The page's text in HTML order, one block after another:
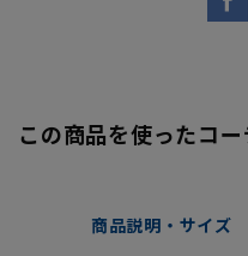
この商品を使ったコ
商品説明・サイズ